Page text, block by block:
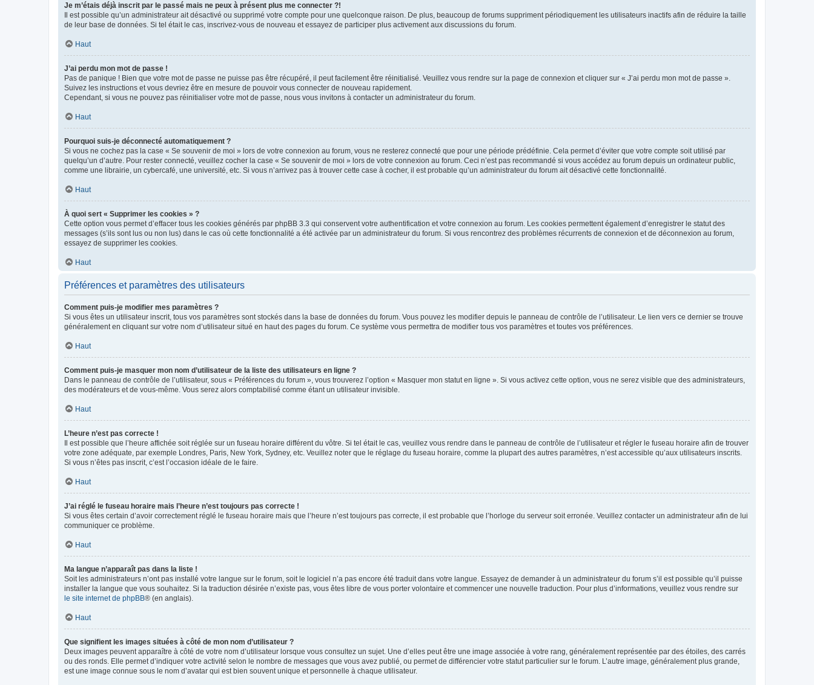
Je m’étais déjà inscrit par le passé mais ne peux à présent plus me connecter ?!
Il est possible qu’un administrateur ait désactivé ou supprimé votre compte pour une quelconque raison. De plus, beaucoup de forums suppriment périodiquement les utilisateurs inactifs afin de réduire la taille
de leur base de données. Si tel était le cas, inscrivez-vous de nouveau et essayez de participer plus activement aux discussions du forum.
Haut
J’ai perdu mon mot de passe !
Pas de panique ! Bien que votre mot de passe ne puisse pas être récupéré, il peut facilement être réinitialisé. Veuillez vous rendre sur la page de connexion et cliquer sur « J’ai perdu mon mot de passe ».
Suivez les instructions et vous devriez être en mesure de pouvoir vous connecter de nouveau rapidement.
Cependant, si vous ne pouvez pas réinitialiser votre mot de passe, nous vous invitons à contacter un administrateur du forum.
Haut
Pourquoi suis-je déconnecté automatiquement ?
Si vous ne cochez pas la case « Se souvenir de moi » lors de votre connexion au forum, vous ne resterez connecté que pour une période prédéfinie. Cela permet d’éviter que votre compte soit utilisé par
quelqu’un d’autre. Pour rester connecté, veuillez cocher la case « Se souvenir de moi » lors de votre connexion au forum. Ceci n’est pas recommandé si vous accédez au forum depuis un ordinateur public,
comme une librairie, un cybercafé, une université, etc. Si vous n’arrivez pas à trouver cette case à cocher, il est probable qu’un administrateur du forum ait désactivé cette fonctionnalité.
Haut
À quoi sert « Supprimer les cookies » ?
Cette option vous permet d’effacer tous les cookies générés par phpBB 3.3 qui conservent votre authentification et votre connexion au forum. Les cookies permettent également d’enregistrer le statut des
messages (s’ils sont lus ou non lus) dans le cas où cette fonctionnalité a été activée par un administrateur du forum. Si vous rencontrez des problèmes récurrents de connexion et de déconnexion au forum,
essayez de supprimer les cookies.
Haut
Préférences et paramètres des utilisateurs
Comment puis-je modifier mes paramètres ?
Si vous êtes un utilisateur inscrit, tous vos paramètres sont stockés dans la base de données du forum. Vous pouvez les modifier depuis le panneau de contrôle de l’utilisateur. Le lien vers ce dernier se trouve
généralement en cliquant sur votre nom d’utilisateur situé en haut des pages du forum. Ce système vous permettra de modifier tous vos paramètres et toutes vos préférences.
Haut
Comment puis-je masquer mon nom d’utilisateur de la liste des utilisateurs en ligne ?
Dans le panneau de contrôle de l’utilisateur, sous « Préférences du forum », vous trouverez l’option « Masquer mon statut en ligne ». Si vous activez cette option, vous ne serez visible que des administrateurs,
des modérateurs et de vous-même. Vous serez alors comptabilisé comme étant un utilisateur invisible.
Haut
L’heure n’est pas correcte !
Il est possible que l’heure affichée soit réglée sur un fuseau horaire différent du vôtre. Si tel était le cas, veuillez vous rendre dans le panneau de contrôle de l’utilisateur et régler le fuseau horaire afin de trouver
votre zone adéquate, par exemple Londres, Paris, New York, Sydney, etc. Veuillez noter que le réglage du fuseau horaire, comme la plupart des autres paramètres, n’est accessible qu’aux utilisateurs inscrits.
Si vous n’êtes pas inscrit, c’est l’occasion idéale de le faire.
Haut
J’ai réglé le fuseau horaire mais l’heure n’est toujours pas correcte !
Si vous êtes certain d’avoir correctement réglé le fuseau horaire mais que l’heure n’est toujours pas correcte, il est probable que l’horloge du serveur soit erronée. Veuillez contacter un administrateur afin de lui
communiquer ce problème.
Haut
Ma langue n’apparaît pas dans la liste !
Soit les administrateurs n’ont pas installé votre langue sur le forum, soit le logiciel n’a pas encore été traduit dans votre langue. Essayez de demander à un administrateur du forum s’il est possible qu’il puisse
installer la langue que vous souhaitez. Si la traduction désirée n’existe pas, vous êtes libre de vous porter volontaire et commencer une nouvelle traduction. Pour plus d’informations, veuillez vous rendre sur
le site internet de phpBB® (en anglais).
Haut
Que signifient les images situées à côté de mon nom d’utilisateur ?
Deux images peuvent apparaître à côté de votre nom d’utilisateur lorsque vous consultez un sujet. Une d’elles peut être une image associée à votre rang, généralement représentée par des étoiles, des carrés
ou des ronds. Elle permet d’indiquer votre activité selon le nombre de messages que vous avez publié, ou permet de différencier votre statut particulier sur le forum. L’autre image, généralement plus grande,
est une image connue sous le nom d’avatar qui est bien souvent unique et personnelle à chaque utilisateur.